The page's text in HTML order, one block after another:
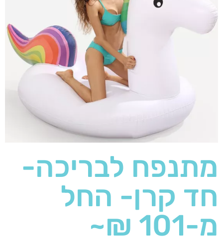
מתנפח לבריכה-
חד קרן- החל
מ-101 ₪~